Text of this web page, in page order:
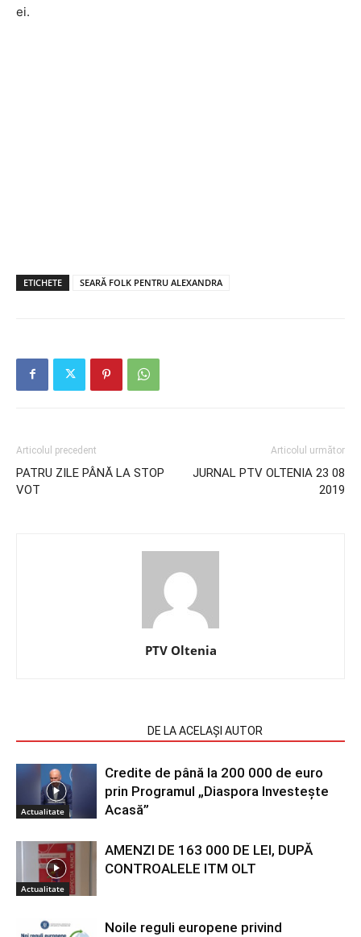
ei.
ETICHETE SEARĂ FOLK PENTRU ALEXANDRA
Articolul precedent
PATRU ZILE PÂNĂ LA STOP
VOT
Articolul următor
JURNAL PTV OLTENIA 23 08
2019
PTV Oltenia
DE LA ACELAȘI AUTOR
Actualitate
Credite de până la 200 000 de euro
prin Programul „Diaspora Investește
Acasă”
Actualitate
AMENZI DE 163 000 DE LEI, DUPĂ
CONTROALELE ITM OLT
Noile reguli europene privind